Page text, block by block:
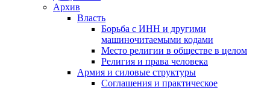
Архив
Власть
Борьба с ИНН и другими
машиночитаемыми кодами
Место религии в обществе в целом
Религия и права человека
Армия и силовые структуры
Соглашения и практическое